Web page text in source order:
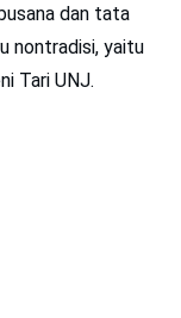
dan tata
nontradisi, yaitu
Tari UNJ.